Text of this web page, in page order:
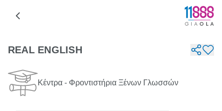
REAL ENGLISH
Κέντρα - Φροντιστήρια Ξένων Γλωσσών